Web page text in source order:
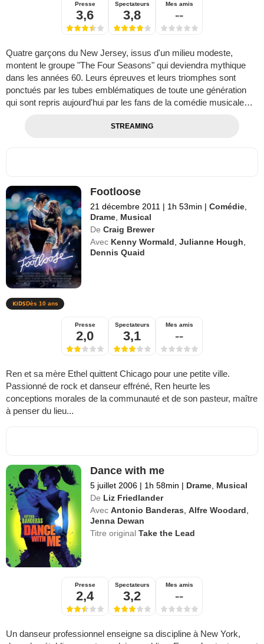
Presse
3,6
Spectateurs
3,8
Mes amis
--
Quatre garçons du New Jersey, issus d'un milieu modeste,
montent le groupe "The Four Seasons" qui deviendra mythique
dans les années 60. Leurs épreuves et leurs triomphes sont
ponctués par les tubes emblématiques de toute une génération
qui sont repris aujourd'hui par les fans de la comédie musicale…
STREAMING
Footloose
21 décembre 2011 | 1h 53min | Comédie
Drame Musical
De Craig Brewer
Avec Kenny Wormald ,Julianne Hough
Dennis Quaid
Dès 10 ans
Presse
2,0
Spectateurs
3,1
Mes amis
--
Ren et sa mère Ethel quittent Chicago pour une petite ville.
Passionné de rock et danseur effréné, Ren heurte les
conceptions morales de la communauté et de son pasteur, maître
à penser du lieu...
Dance with me
5 juillet 2006 | 1h 58min | Drame Musical
De Liz Friedlander
Avec Antonio Banderas ,Alfre Woodard
Jenna Dewan
Titre originalTake the Lead
Presse
2,4
Spectateurs
3,2
Mes amis
--
Un danseur professionnel enseigne sa discipline à New York,